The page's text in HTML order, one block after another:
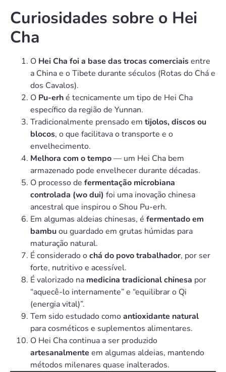
Curiosidades sobre o Hei
Cha
O Hei Cha foi a base das trocas comerciaisentre
a China e o Tibete durante séculos (Rotas do Chá e
dos Cavalos).
O Pu-erhé tecnicamente um tipo de Hei Cha
específico da região de Yunnan.
Tradicionalmente prensado em tijolos, discos ou
blocos, o que facilitava o transporte e o
envelhecimento.
Melhora com o tempo— um Hei Cha bem
armazenado pode envelhecer durante décadas.
O processo de fermentação microbiana
controlada (wo dui) foi uma inovação chinesa
ancestral que inspirou o Shou Pu-erh.
Em algumas aldeias chinesas, é fermentado em
bambuou guardado em grutas húmidas para
maturação natural.
É considerado ochá do povo trabalhador, por ser
forte, nutritivo e acessível.
É valorizado na medicina tradicional chinesa por
“aquecê-lo internamente” e “equilibrar o Qi
(energia vital)”.
Tem sido estudado comoantioxidante natural
para cosméticos e suplementos alimentares.
O Hei Cha continua a ser produzido
artesanalmente em algumas aldeias, mantendo
métodos milenares quase inalterados.